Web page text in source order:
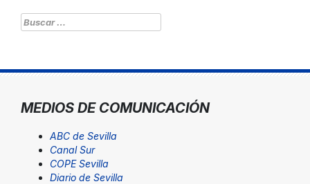
Buscar:
MEDIOS DE COMUNICACIÓN
ABC de Sevilla
Canal Sur
COPE Sevilla
Diario de Sevilla